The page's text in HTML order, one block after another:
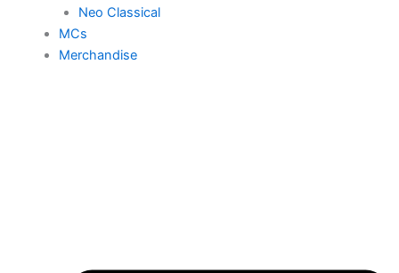
Neo Classical
MCs
Merchandise